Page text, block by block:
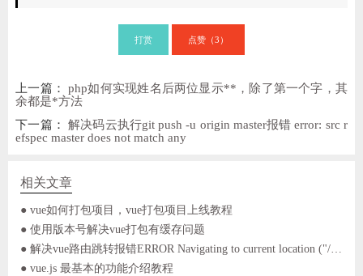
打赏 点赞（3 ）
上一篇：php如何实现姓名后两位显示**，除了第一个字，其
余都是*方法
下一篇：解决码云执行git push -u origin master报错 error: src r
efspec master does not match any
相关文章
● vue如何打包项目，vue打包项目上线教程
● 使用版本号解决vue打包有缓存问题
● 解决vue路由跳转报错ERROR Navigating to current location ("/login") is not allowed
● vue.js 最基本的功能介绍教程